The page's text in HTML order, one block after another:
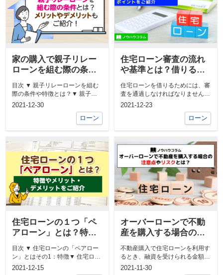
家の購入で親子リレー
ローンを組む際の条件
とは？メリットやデメ
リットもご紹介！
目次 ▼ 親子リレーローンを組む
際の条件や特徴とは？▼ 親子リ
レーローンのメリットとは？▼
2021-12-30
ローン
住宅ローン審査の流れ
や基準とは？借りる前
に知っておきたいポイ
ントをご紹介
住宅ローンを借りるためには、審
査を通過しなければなりません。
住宅購入は高価な買い物であり、
2021-12-23
ローン
住宅ローンの１つ「ペ
アローン」とは？特徴
トをご紹介
目次 ▼ 住宅ローンの「ペアロー
ン」とはその1：特徴▼ 住宅ロー
ンの「ペアローン」とはその2：
2021-12-15
オーバーローンで不動
産を購入する場合の注
不動産購入で住宅ローンを利用す
るとき、融資を受けられる金額は
物件価格までです。 しかし諸費
2021-11-30